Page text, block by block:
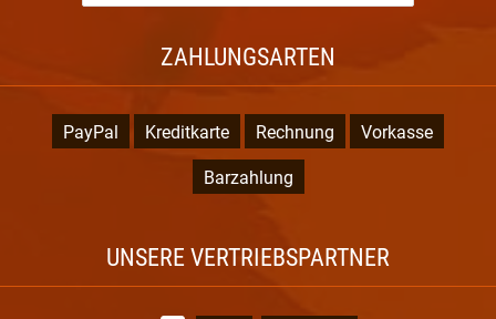
ZAHLUNGSARTEN
PayPal Kreditkarte Rechnung Vorkasse
Barzahlung
UNSERE VERTRIEBSPARTNER